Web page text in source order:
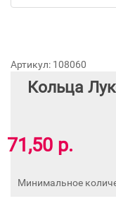
Артикул: 108060
Кольца
71,50 р.
Минимальное